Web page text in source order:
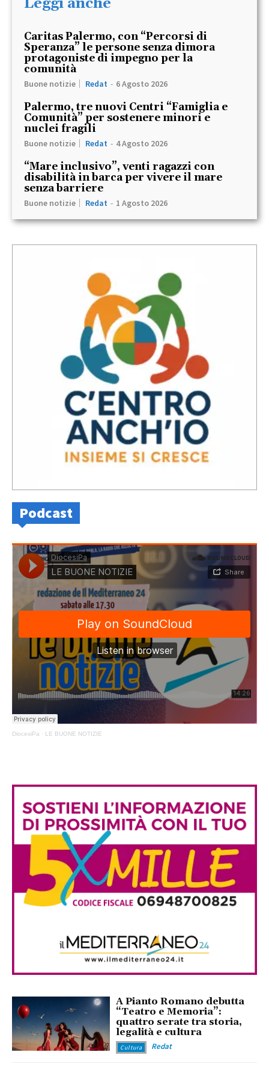
Leggi anche
Caritas Palermo, con “Percorsi di
Speranza” le persone senza dimora
protagoniste di impegno per la
comunità
Buone notizie Redat - 6 Agosto 2026
Palermo, tre nuovi Centri “Famiglia e
Comunità” per sostenere minori e
nuclei fragili
Buone notizie Redat - 4 Agosto 2026
“Mare inclusivo”, venti ragazzi con
disabilità in barca per vivere il mare
senza barriere
Buone notizie Redat - 1 Agosto 2026
Podcast
DiocesiPa · LE BUONE NOTIZIE
A Pianto Romano debutta
“Teatro e Memoria”:
quattro serate tra storia,
legalità e cultura
Cultura Redat